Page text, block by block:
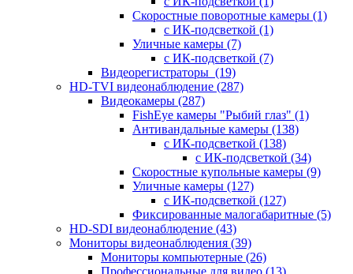
Скоростные поворотные камеры (1)
с ИК-подсветкой (1)
Уличные камеры (7)
с ИК-подсветкой (7)
Видеорегистраторы (19)
HD-TVI видеонаблюдение (287)
Видеокамеры (287)
FishEye камеры "Рыбий глаз" (1)
Антивандальные камеры (138)
с ИК-подсветкой (138)
с ИК-подсветкой (34)
Скоростные купольные камеры (9)
Уличные камеры (127)
с ИК-подсветкой (127)
Фиксированные малогабаритные (5)
HD-SDI видеонаблюдение (43)
Мониторы видеонаблюдения (39)
Мониторы компьютерные (26)
Профессиональные для видео (13)